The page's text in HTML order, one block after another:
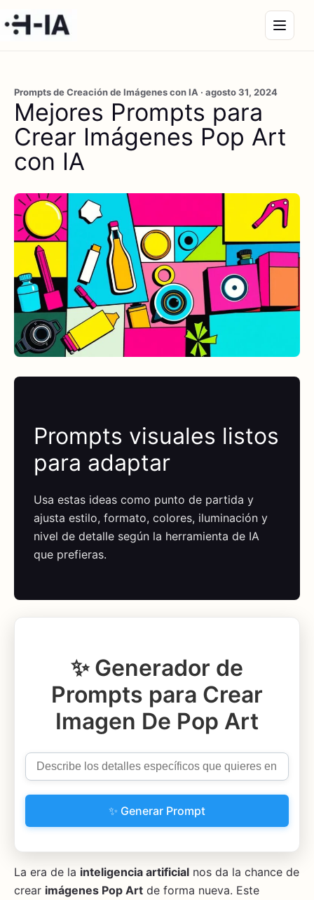
Prompts de Creación de Imágenes con IA · agosto 31, 2024
Mejores Prompts para
Crear Imágenes Pop Art
con IA
Prompts visuales listos
para adaptar
Usa estas ideas como punto de partida y
ajusta estilo, formato, colores, iluminación y
nivel de detalle según la herramienta de IA
que prefieras.
✨ Generador de
Prompts para Crear
Imagen De Pop Art
✨ Generar Prompt
La era de la inteligencia artificial nos da la chance de
crear imágenes Pop Art de forma nueva. Este